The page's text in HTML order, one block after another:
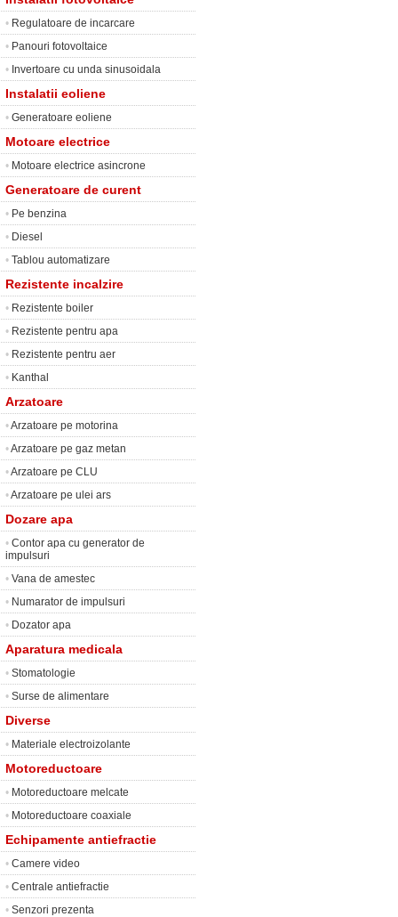
• Regulatoare de incarcare
• Panouri fotovoltaice
• Invertoare cu unda sinusoidala
Instalatii eoliene
• Generatoare eoliene
Motoare electrice
• Motoare electrice asincrone
Generatoare de curent
• Pe benzina
• Diesel
• Tablou automatizare
Rezistente incalzire
• Rezistente boiler
• Rezistente pentru apa
• Rezistente pentru aer
• Kanthal
Arzatoare
•Arzatoare pe motorina
•Arzatoare pe gaz metan
•Arzatoare pe CLU
•Arzatoare pe ulei ars
Dozare apa
• Contor apa cu generator de
impulsuri
• Vana de amestec
• Numarator de impulsuri
• Dozator apa
Aparatura medicala
• Stomatologie
• Surse de alimentare
Diverse
• Materiale electroizolante
Motoreductoare
• Motoreductoare melcate
• Motoreductoare coaxiale
Echipamente antiefractie
• Camere video
• Centrale antiefractie
• Senzori prezenta